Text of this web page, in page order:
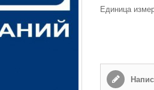
Единица
Адрес если нужен